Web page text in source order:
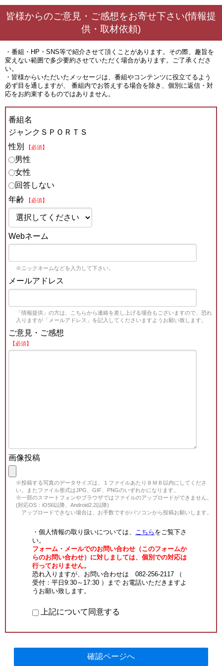
皆様からのご意見・ご感想をお寄せ下さい(情報提
供・取材依頼)
・番組・HP・SNS等で紹介させて頂くことがあります。その際、趣旨を
変えない範囲で多少要約させていただく場合があります。ご了承くださ
い。
・皆様からいただいたメッセージは、番組やコンテンツに役立てるよう
必ず目を通しますが、 番組内でお答えする場合を除き、個別に返信・対
応をお約束するものではありません。
番組名
ジャンクＳＰＯＲＴＳ
性別
【必須】
男性
女性
回答しない
年齢
【必須】
Webネーム
※ニックネームなどを入力して下さい。
メールアドレス
「情報提供」の方は、こちらから連絡を差し上げる場合もございますので、恐れ
入りますが「メールアドレス」を記入してくださいますようお願い致します。
ご意見・ご感想
【必須】
画像投稿
※投稿する写真のデータサイズは、１ファイルあたり８ＭＢ以内にしてくださ
い。またファイル形式はJPG、GIF、PNGのいずれかになります。
※一部のスマートフォンやブラウザではファイルのアップロードができません。
(対応OS：iOS6以降、Android2.2以降)
アップロードできない場合は、お手数ですがパソコンから投稿お願いします。
・個人情報の取り扱いについては、 こちら をご覧下さ
い。
フォーム・メールでのお問い合わせ（このフォームか
らのお問い合わせ）に対しましては、個別での対応は
行っておりません。
恐れ入りますが、お問い合わせは 082-256-2117 （
受付：平日9:30～17:30 ）まで お電話いただきますよ
うお願い致します。
上記について同意する
確認ページへ